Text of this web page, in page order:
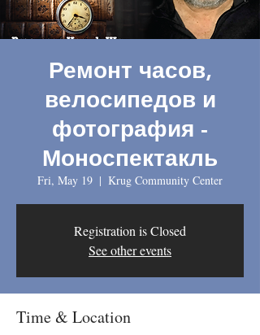
Ремонт часов,
велосипедов и
фотография -
Моноспектакль
Fri, May 19
  |
Krug Community Center
Registration is Closed
See other events
Time & Location